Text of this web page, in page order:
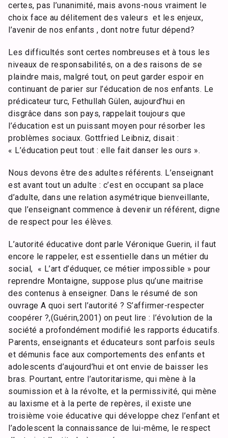
certes, pas l’unanimité, mais avons-nous vraiment le
choix face au délitement des valeurs et les enjeux,
l’avenir de nos enfants , dont notre futur dépend?
Les difficultés sont certes nombreuses et à tous les
niveaux de responsabilités, on a des raisons de se
plaindre mais, malgré tout, on peut garder espoir en
continuant de parier sur l’éducation de nos enfants. Le
prédicateur turc, Fethullah Gülen, aujourd’hui en
disgrâce dans son pays, rappelait toujours que
l’éducation est un puissant moyen pour résorber les
problèmes sociaux. Gottfried Leibniz, disait :
« L’éducation peut tout : elle fait danser les ours ».
Nous devons être des adultes référents. L’enseignant
est avant tout un adulte : c’est en occupant sa place
d’adulte, dans une relation asymétrique bienveillante,
que l’enseignant commence à devenir un référent, digne
de respect pour les élèves.
L’autorité éducative dont parle Véronique Guerin, il faut
encore le rappeler, est essentielle dans un métier du
social, « L’art d’éduquer, ce métier impossible » pour
reprendre Montaigne, suppose plus qu’une maitrise
des contenus à enseigner. Dans le résumé de son
ouvrage A quoi sert l’autorité ? S’affirmer-respecter
coopérer ?,(Guérin,2001) on peut lire : l’évolution de la
société a profondément modifié les rapports éducatifs.
Parents, enseignants et éducateurs sont parfois seuls
et démunis face aux comportements des enfants et
adolescents d’aujourd’hui et ont envie de baisser les
bras. Pourtant, entre l’autoritarisme, qui mène à la
soumission et à la révolte, et la permissivité, qui mène
au laxisme et à la perte de repères, il existe une
troisième voie éducative qui développe chez l’enfant et
l’adolescent la connaissance de lui-même, le respect